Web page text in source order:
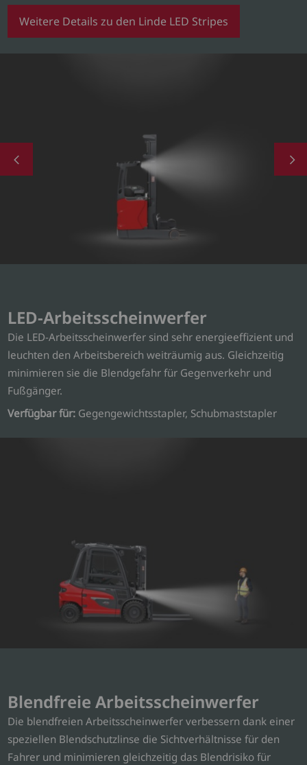
Weitere Details zu den Linde LED Stripes
LED-Arbeitsscheinwerfer
Die LED-Arbeitsscheinwerfer sind sehr energieeffizient und
leuchten den Arbeitsbereich weiträumig aus. Gleichzeitig
minimieren sie die Blendgefahr für Gegenverkehr und
Fußgänger.
Verfügbar für: Gegengewichtsstapler, Schubmaststapler
Blendfreie Arbeitsscheinwerfer
Die blendfreien Arbeitsscheinwerfer verbessern dank einer
speziellen Blendschutzlinse die Sichtverhältnisse für den
Fahrer und minimieren gleichzeitig das Blendrisiko für